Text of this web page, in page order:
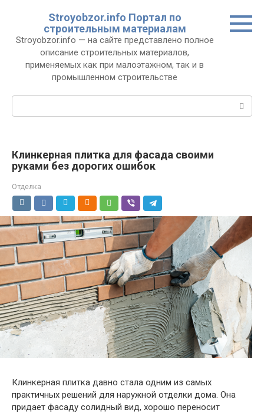
Stroyobzor.info Портал по
строительным материалам
Stroyobzor.info — на сайте представлено полное
описание строительных материалов,
применяемых как при малоэтажном, так и в
промышленном строительстве
Поиск:
Клинкерная плитка для фасада своими
руками без дорогих ошибок
Отделка
Клинкерная плитка давно стала одним из самых
практичных решений для наружной отделки дома. Она
придает фасаду солидный вид, хорошо переносит